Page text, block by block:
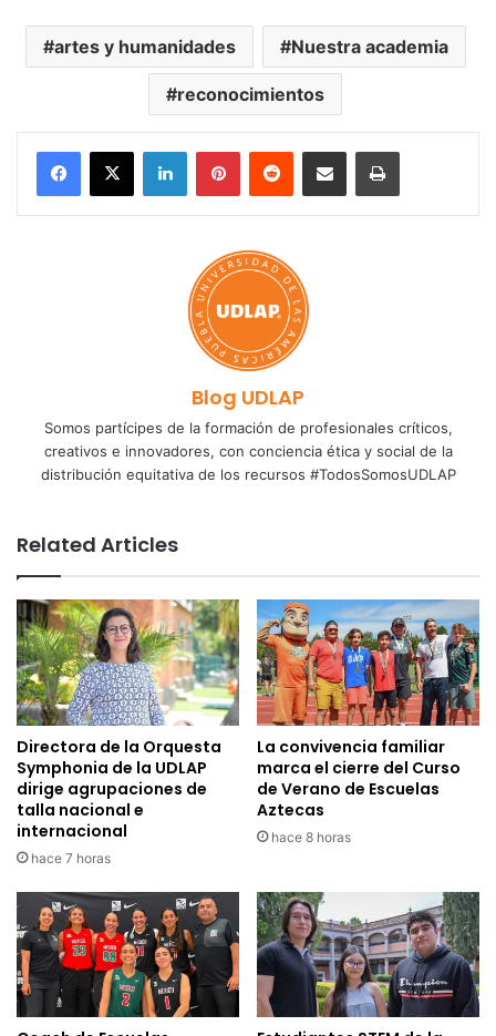
artes y humanidades Nuestra academia
reconocimientos
LinkedInPinterestReddit Share via Email Print
Blog UDLAP
Somos partícipes de la formación de profesionales críticos,
creativos e innovadores, con conciencia ética y social de la
distribución equitativa de los recursos #TodosSomosUDLAP
Related Articles
Directora de la Orquesta
Symphonia de la UDLAP
dirige agrupaciones de
talla nacional e
internacional
hace 7 horas
La convivencia familiar
marca el cierre del Curso
de Verano de Escuelas
Aztecas
hace 8 horas